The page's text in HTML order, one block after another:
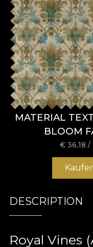
MATERIAL
BLOOM
€36,18 /
DESCRIPTION
Royal Vines